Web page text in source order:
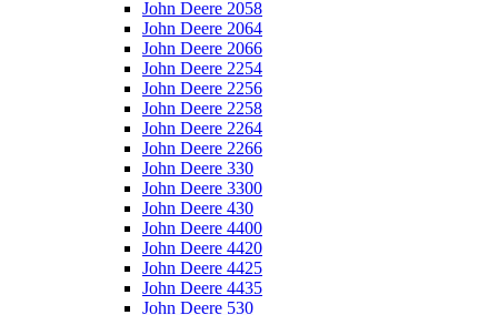
John Deere 2058
John Deere 2064
John Deere 2066
John Deere 2254
John Deere 2256
John Deere 2258
John Deere 2264
John Deere 2266
John Deere 330
John Deere 3300
John Deere 430
John Deere 4400
John Deere 4420
John Deere 4425
John Deere 4435
John Deere 530